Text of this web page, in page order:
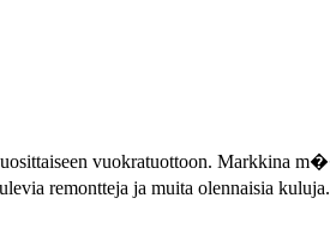
vuokratuottoon. Markkina
remontteja ja muita olennaisia kuluja.